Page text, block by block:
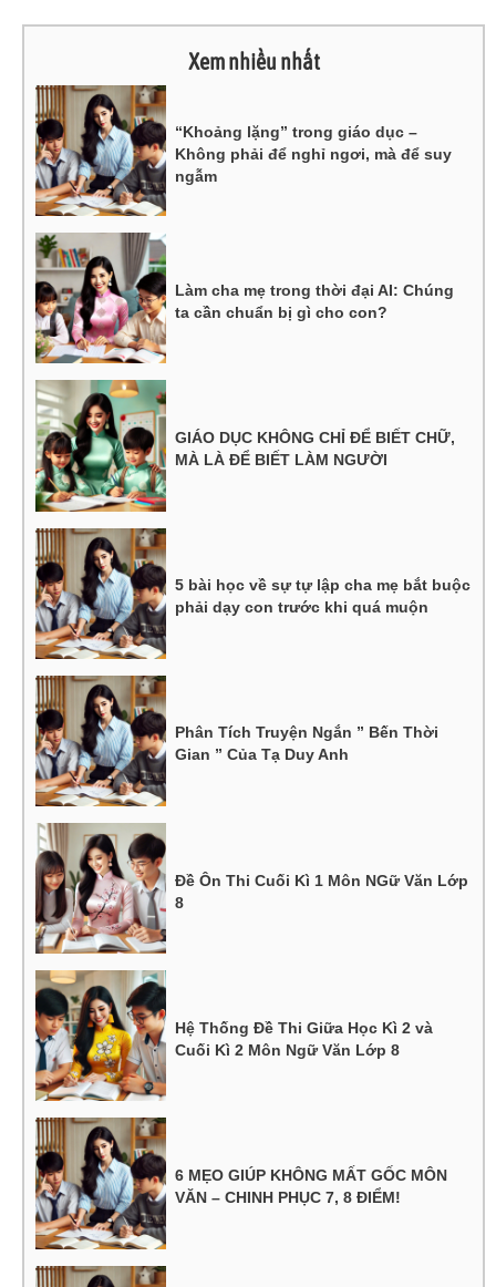
Xem nhiều nhất
“Khoảng lặng” trong giáo dục –
Không phải để nghỉ ngơi, mà để suy
ngẫm
Làm cha mẹ trong thời đại AI: Chúng
ta cần chuẩn bị gì cho con?
GIÁO DỤC KHÔNG CHỈ ĐỂ BIẾT CHỮ,
MÀ LÀ ĐỂ BIẾT LÀM NGƯỜI
5 bài học về sự tự lập cha mẹ bắt buộc
phải dạy con trước khi quá muộn
Phân Tích Truyện Ngắn ” Bến Thời
Gian ” Của Tạ Duy Anh
Đề Ôn Thi Cuối Kì 1 Môn NGữ Văn Lớp
8
Hệ Thống Đề Thi Giữa Học Kì 2 và
Cuối Kì 2 Môn Ngữ Văn Lớp 8
6 MẸO GIÚP KHÔNG MẤT GỐC MÔN
VĂN – CHINH PHỤC 7, 8 ĐIỂM!